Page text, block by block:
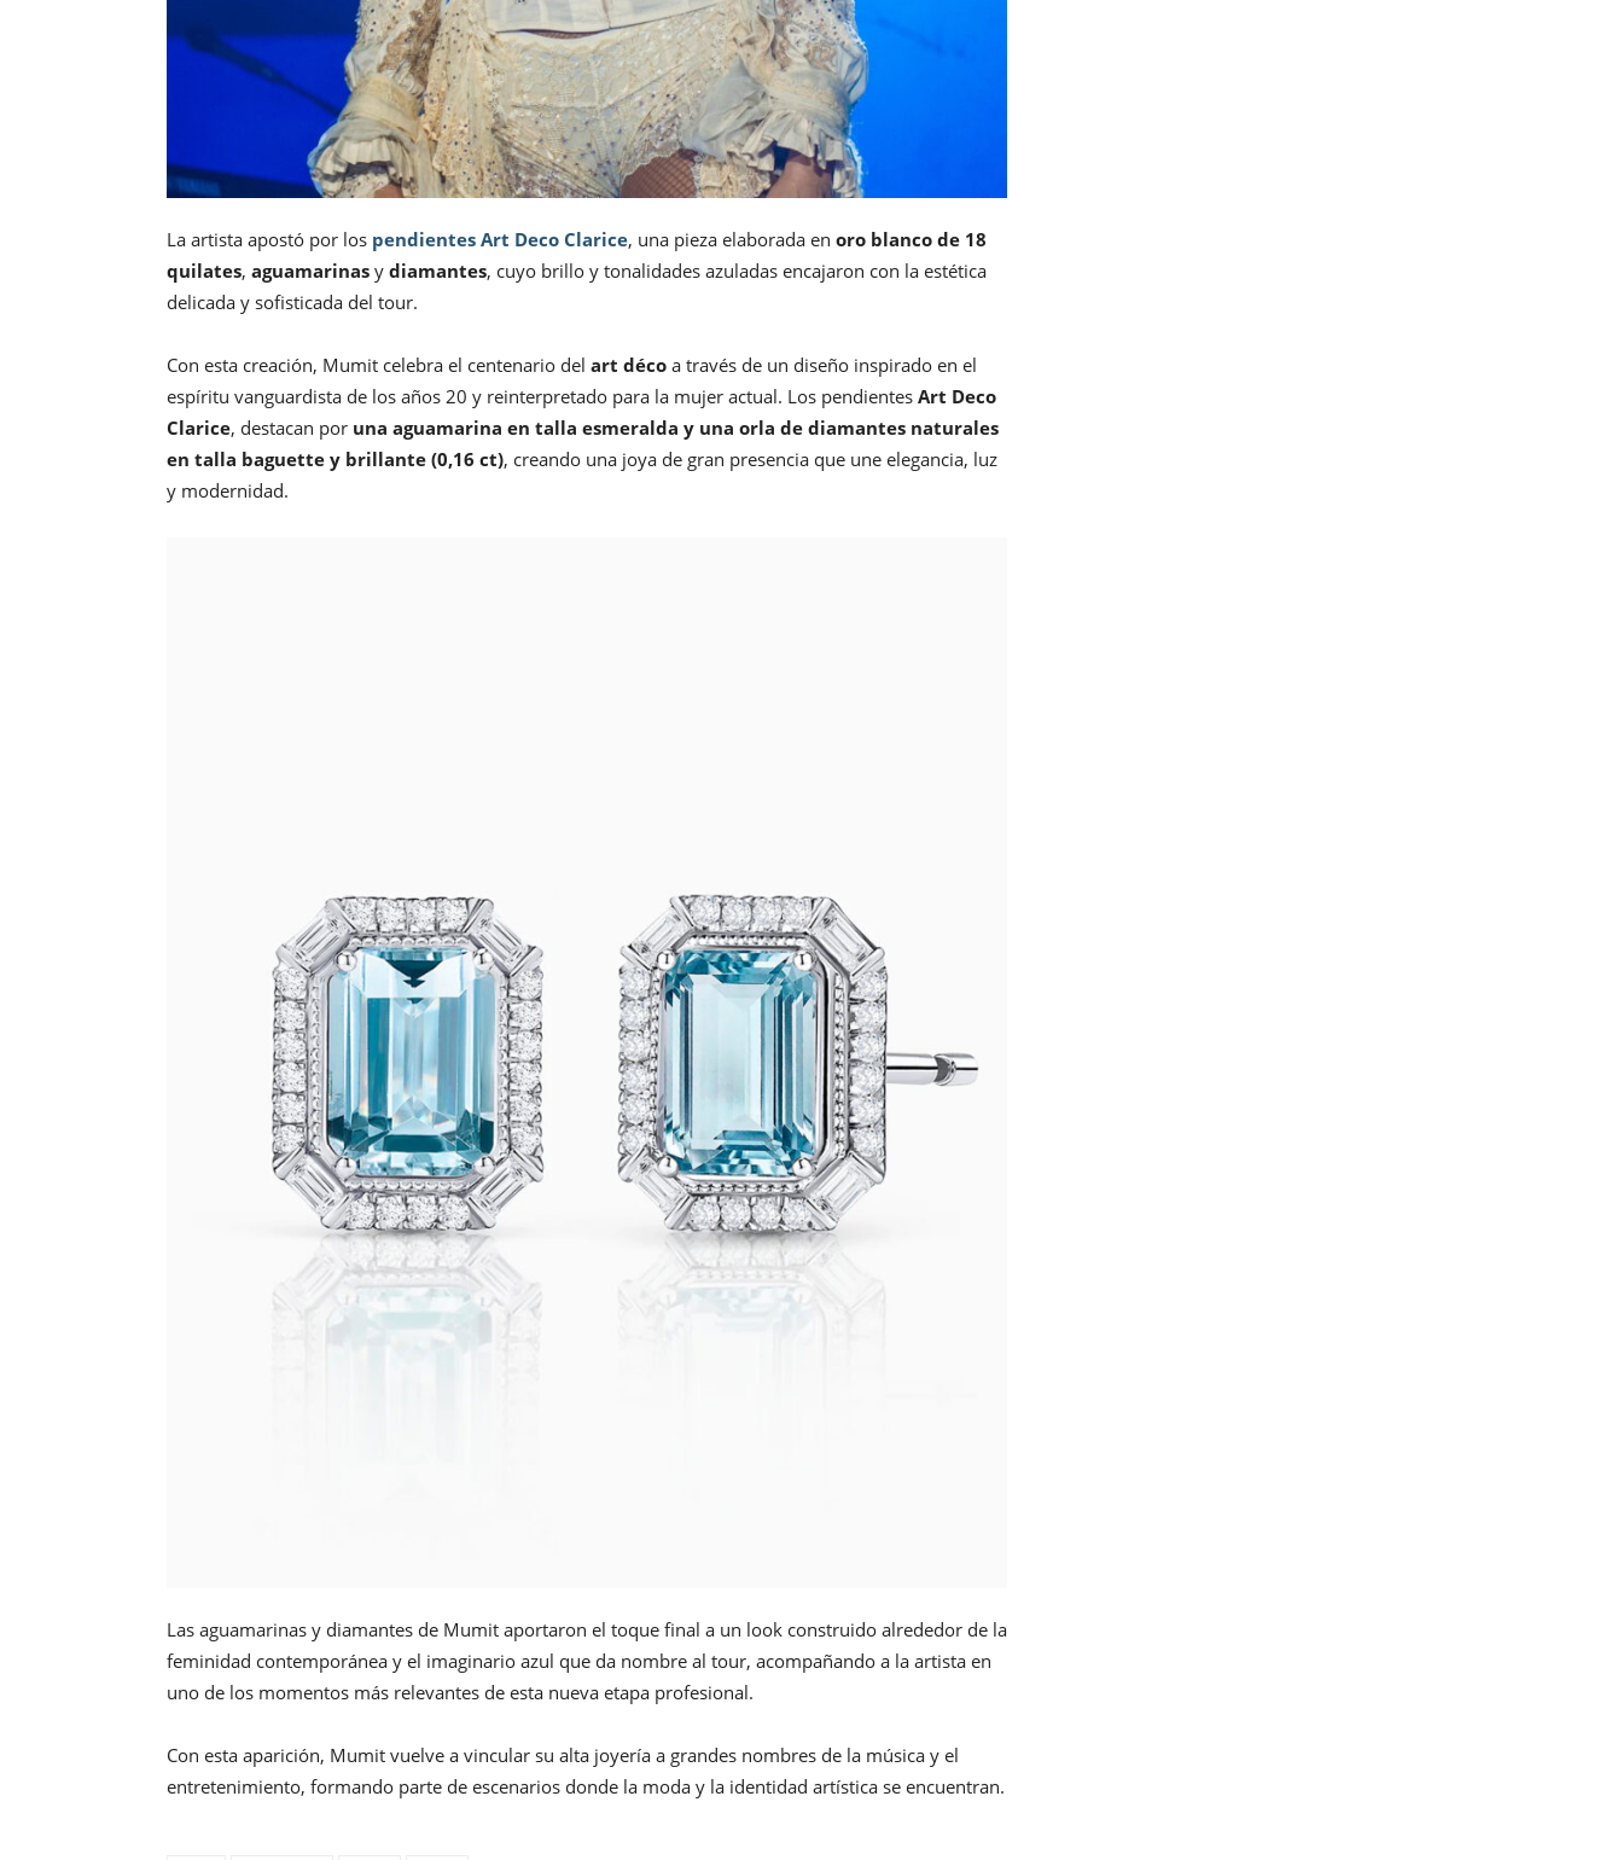
La artista apostó por los pendientes Art Deco Clarice, una pieza elaborada en oro blanco de 18
quilates, aguamarinas y diamantes, cuyo brillo y tonalidades azuladas encajaron con la estética
delicada y sofisticada del tour.
Con esta creación, Mumit celebra el centenario del art déco a través de un diseño inspirado en el
espíritu vanguardista de los años 20 y reinterpretado para la mujer actual. Los pendientes Art Deco
Clarice, destacan por una aguamarina en talla esmeralda y una orla de diamantes naturales
en talla baguette y brillante (0,16 ct), creando una joya de gran presencia que une elegancia, luz
y modernidad.
Las aguamarinas y diamantes de Mumit aportaron el toque final a un look construido alrededor de la
feminidad contemporánea y el imaginario azul que da nombre al tour, acompañando a la artista en
uno de los momentos más relevantes de esta nueva etapa profesional.
Con esta aparición, Mumit vuelve a vincular su alta joyería a grandes nombres de la música y el
entretenimiento, formando parte de escenarios donde la moda y la identidad artística se encuentran.